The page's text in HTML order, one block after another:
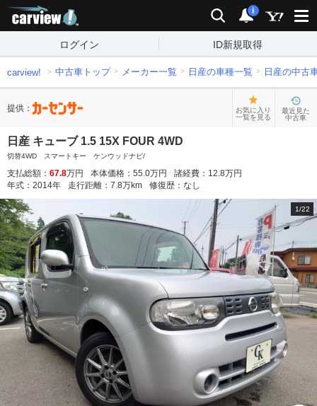
検索 通知
i
ログイン ID新規取得
carview! 中古車トップ メーカー一覧 日産の車種一覧 日産の中古
提供：
お気に入り
一覧を見る
最近見た
中古車
日産 キューブ 1.5 15X FOUR 4WD
切替4WD スマートキー ケンウッドナビ/
支払総額： 67.8万円 本体価格： 55.0万円 諸経費： 12.8万円
年式： 2014年 走行距離： 7.8万km 修復歴： なし
1/22